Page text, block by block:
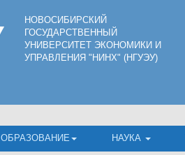
НОВОСИБИРСКИЙ
ГОСУДАРСТВЕННЫЙ
УНИВЕРСИТЕТ ЭКОНОМИКИ И
УПРАВЛЕНИЯ "НИНХ" (НГУЭУ)
ОБРАЗОВАНИЕ НАУКА